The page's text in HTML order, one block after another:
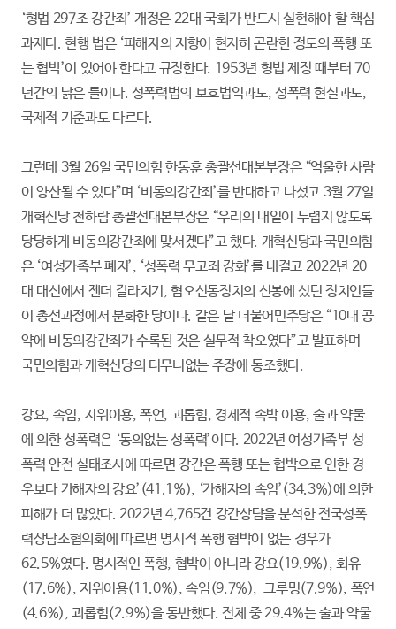
‘형법 297조 강간죄’ 개정은 22대 국회가 반드시 실현해야 할 핵심
과제다. 현행 법은 ‘피해자의 저항이 현저히 곤란한 정도의 폭행 또
는 협박’이 있어야 한다고 규정한다. 1953년 형법 제정 때부터 70
년간의 낡은 틀이다. 성폭력법의 보호법익과도, 성폭력 현실과도,
국제적 기준과도 다르다.
그런데 3월 26일 국민의힘 한동훈 총괄선대본부장은 “억울한 사람
이 양산될 수 있다”며 ‘비동의강간죄’를 반대하고 나섰고 3월 27일
개혁신당 천하람 총괄선대본부장은 “우리의 내일이 두렵지 않도록
당당하게 비동의강간죄에 맞서겠다”고 했다. 개혁신당과 국민의힘
은 ‘여성가족부 폐지’, ‘성폭력 무고죄 강화’를 내걸고 2022년 20
대 대선에서 젠더 갈라치기, 혐오선동정치의 선봉에 섰던 정치인들
이 총선과정에서 분화한 당이다. 같은 날 더불어민주당은 “10대 공
약에 비동의강간죄가 수록된 것은 실무적 착오였다”고 발표하며
국민의힘과 개혁신당의 터무니없는 주장에 동조했다.
강요, 속임, 지위이용, 폭언, 괴롭힘, 경제적 속박 이용, 술과 약물
에 의한 성폭력은 ‘동의없는 성폭력’이다. 2022년 여성가족부 성
폭력 안전 실태조사에 따르면 강간은 폭행 또는 협박으로 인한 경
우보다 가해자의 강요’(41.1%), ‘가해자의 속임’(34.3%)에 의한
피해가 더 많았다. 2022년 4,765건 강간상담을 분석한 전국성폭
력상담소협의회에 따르면 명시적 폭행 협박이 없는 경우가
62.5%였다. 명시적인 폭행, 협박이 아니라 강요(19.9%), 회유
(17.6%), 지위이용(11.0%), 속임(9.7%), 그루밍(7.9%), 폭언
(4.6%), 괴롭힘(2.9%)을 동반했다. 전체 중 29.4%는 술과 약물